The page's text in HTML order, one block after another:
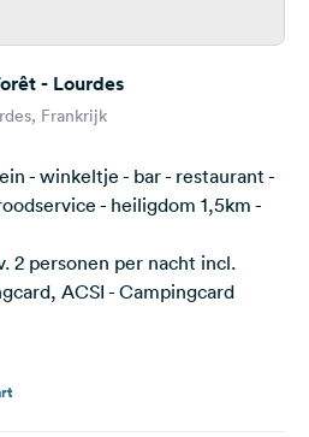
- Lourdes
Frankrijk
- winkeltje - bar - restaurant -
- heiligdom 1,5km -
2 personen per nacht incl.
ACSI - Campingcard